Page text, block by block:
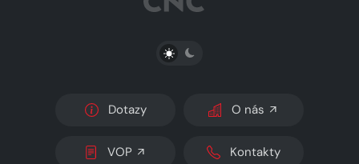
PŘEPNOUT SVĚTLÝ/TMAVÝ REŽIM
Dotazy O nás
VOP Kontakty